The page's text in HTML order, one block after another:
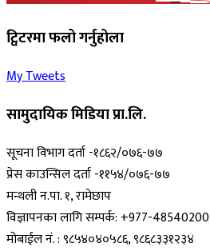
ट्विटरमा फलो गर्नुहोला
My Tweets
सामुदायिक मिडिया प्रा.लि.
सूचना विभाग दर्ता -१८६२/०७६-७७
प्रेस काउन्सिल दर्ता -११५४/०७६-७७
मन्थली न.पा. १, रामेछाप
विज्ञापनका लागि सम्पर्क: +977-48540200
मोबाईल नं. : ९८५४०४०५८६, ९८६८३३१२३४